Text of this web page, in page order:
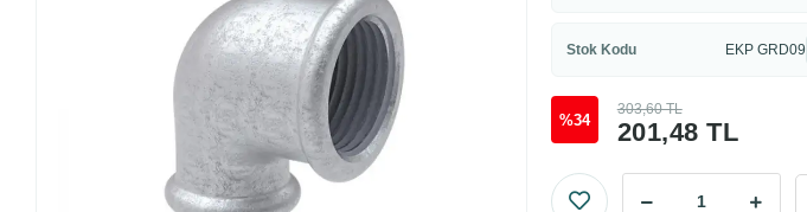
Stok Kodu EKP GRD09
%34 201,48 TL
303,60 TL